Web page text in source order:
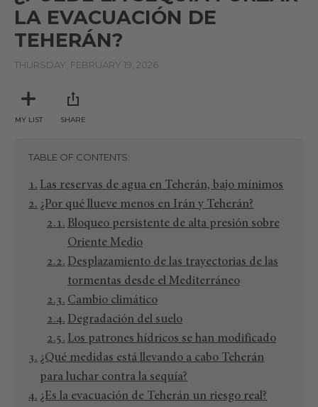
LA EVACUACIÓN DE
TEHERÁN?
THURSDAY, FEBRUARY 19, 2026
MY LIST SHARE
TABLE OF CONTENTS
Las reservas de agua en Teherán, bajo mínimos
¿Por qué llueve menos en Irán y Teherán?
Bloqueo persistente de alta presión sobre
Oriente Medio
Desplazamiento de las trayectorias de las
tormentas desde el Mediterráneo
Cambio climático
Degradación del suelo
Los patrones hídricos se han modificado
¿Qué medidas está llevando a cabo Teherán
para luchar contra la sequía?
¿Es la evacuación de Teherán un riesgo real?